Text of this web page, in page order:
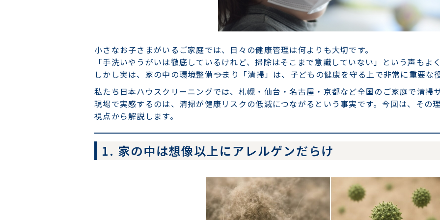
小さなお子さまがいるご家庭では、日々の健康管理は何よりも大切です。
「手洗いやうがいは徹底しているけれど、掃除はそこまで意識していない」という声もよ
しかし実は、家の中の環境整備――つまり「清掃」は、子どもの健康を守る上で非常に重要な
私たち日本ハウスクリーニングでは、札幌・仙台・名古屋・京都など全国のご家庭で清掃
現場で実感するのは、清掃が健康リスクの低減につながるという事実です。今回は、その
視点から解説します。
1. 家の中は想像以上にアレルゲンだらけ